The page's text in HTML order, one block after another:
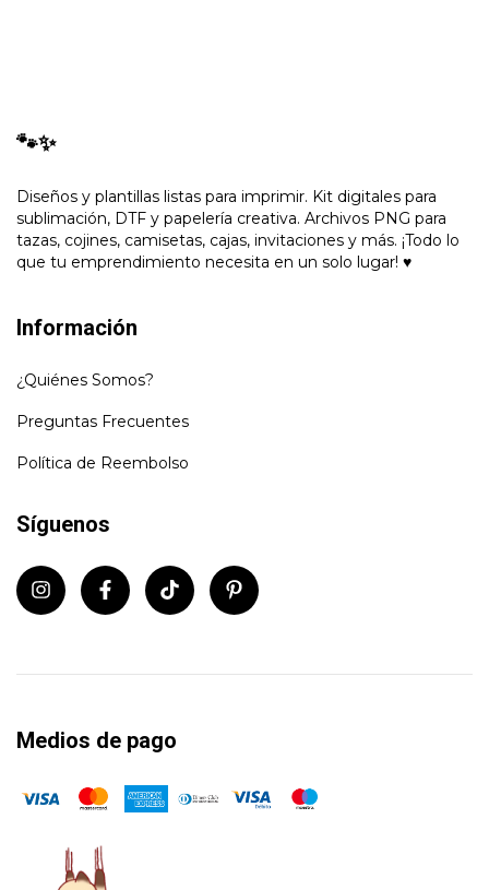
🐾✨
Diseños y plantillas listas para imprimir. Kit digitales para
sublimación, DTF y papelería creativa. Archivos PNG para
tazas, cojines, camisetas, cajas, invitaciones y más. ¡Todo lo
que tu emprendimiento necesita en un solo lugar! ♥
Información
¿Quiénes Somos?
Preguntas Frecuentes
Política de Reembolso
Síguenos
Medios de pago